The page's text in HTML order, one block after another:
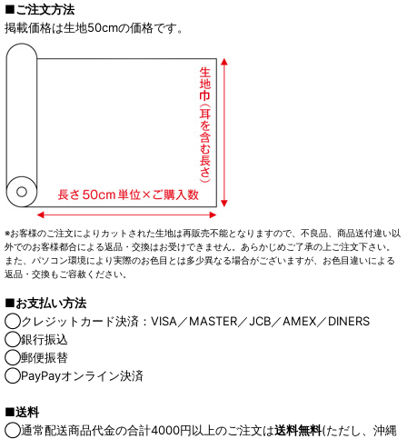
■ご注文方法
掲載価格は生地50cmの価格です。
※お客様のご注文によりカットされた生地は再販売不能となりますので、不良品、商品送付違い以
外でのお客様都合による返品・交換はお受けできません。あらかじめご了承の上ご注文下さい。
また、パソコン環境により実際のお色目とは多少異なる場合がございますが、お色目違いによる
返品・交換もご容赦ください。
■お支払い方法
◯クレジットカード決済：VISA／MASTER／JCB／AMEX／DINERS
◯銀行振込
◯郵便振替
◯PayPayオンライン決済
■送料
◯通常配送商品代金の合計4000円以上のご注文は送料無料(ただし、沖縄